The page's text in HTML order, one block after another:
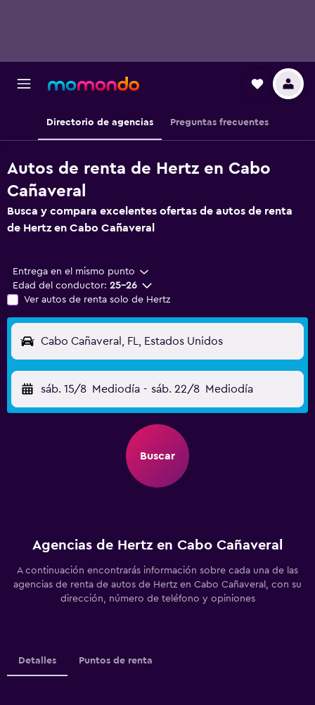
Directorio de agencias Preguntas frecuentes
Autos de renta de Hertz en Cabo
Cañaveral
Busca y compara excelentes ofertas de autos de renta
de Hertz en Cabo Cañaveral
Entrega en el mismo punto
Edad del conductor: 25-26
Ver autos de renta solo de Hertz
Cabo Cañaveral, FL, Estados Unidos
sáb. 15/8 Mediodía - sáb. 22/8 Mediodía
Buscar
Agencias de Hertz en Cabo Cañaveral
A continuación encontrarás información sobre cada una de las
agencias de renta de autos de Hertz en Cabo Cañaveral, con su
dirección, número de teléfono y opiniones
Detalles Puntos de renta